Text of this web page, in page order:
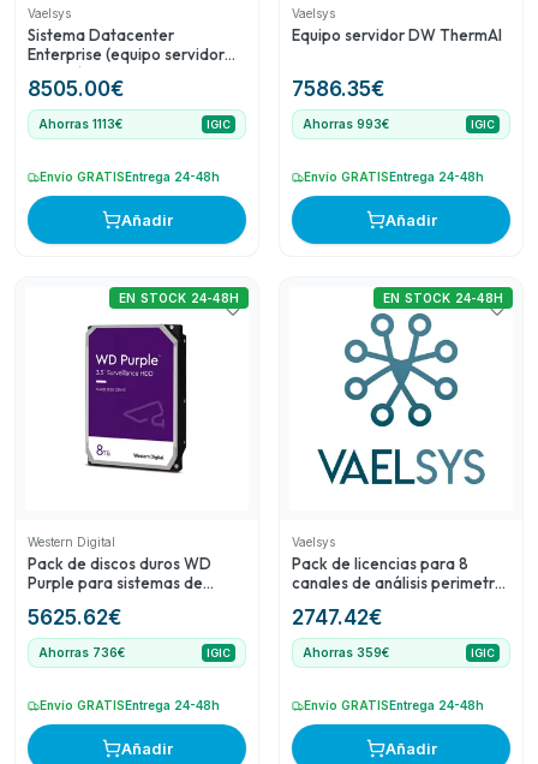
Vaelsys
Sistema Datacenter
Enterprise (equipo servidor
rack 1U) para 20 dispositivos
de conteo (data feed)
ampliable a 200
8505.00€
Ahorras 1113€ IGIC
Envío GRATISEntrega 24-48h
Añadir
Vaelsys
Equipo servidor DW ThermAI
7586.35€
Ahorras 993€ IGIC
Envío GRATISEntrega 24-48h
Añadir
Western Digital
Pack de discos duros WD
Purple para sistemas de
5625.62€
EN STOCK 24-48H
Ahorras 736€ IGIC
Envío GRATIS Entrega 24-48h
Añadir
Vaelsys
Pack de licencias para 8
canales de análisis perimetral
(DT+)
2747.42€
EN STOCK 24-48H
Ahorras 359€ IGIC
Envío GRATIS Entrega 24-48h
Añadir